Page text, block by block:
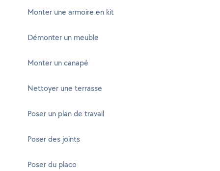
Monter une armoire en kit
Démonter un meuble
Monter un canapé
Nettoyer une terrasse
Poser un plan de travail
Poser des joints
Poser du placo